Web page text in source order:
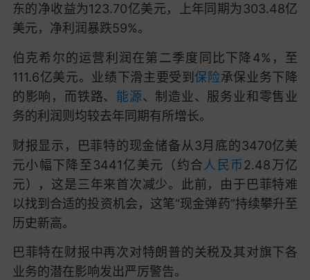
东的净收益为123.70亿美元，上年同期为303.48亿
美元，净利润暴跌59%。
伯克希尔的运营利润在第二季度同比下降4%，至
111.6亿美元。业绩下滑主要受到 保险承保业务下降
的影响，而铁路、 能源、制造业、服务业和零售业
务的利润则均较去年同期有所增长。
财报显示，巴菲特的现金储备从3月底的3470亿美
元小幅下降至3441亿美元（约合 人民币 2.48万亿
元），这是三年来首次减少。此前，由于巴菲特难
以找到合适的投资机会，这笔“现金弹药”持续攀升至
历史新高。
巴菲特在财报中再次对特朗普的关税及其对旗下各
业务的潜在影响发出严厉警告。